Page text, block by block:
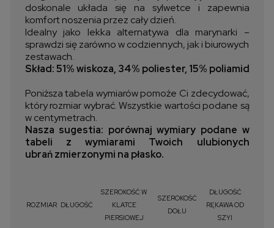
doskonale układa się na sylwetce i zapewnia
komfort noszenia przez cały dzień.
Idealny jako lekka alternatywa dla marynarki –
sprawdzi się zarówno w codziennych, jak i biurowych
zestawach.
Skład: 51% wiskoza, 34% poliester, 15% poliamid
Poniższa tabela wymiarów pomoże Ci zdecydować,
który rozmiar wybrać. Wszystkie wartości podane są
w centymetrach.
Nasza sugestia: porównaj wymiary podane w
tabeli z wymiarami Twoich ulubionych
ubrań zmierzonymi na płasko.
ROZMIAR DŁUGOŚĆ
SZEROKOŚĆ W
KLATCE
PIERSIOWEJ
SZEROKOŚĆ
DOŁU
DŁUGOŚĆ
RĘKAWA OD
SZYI